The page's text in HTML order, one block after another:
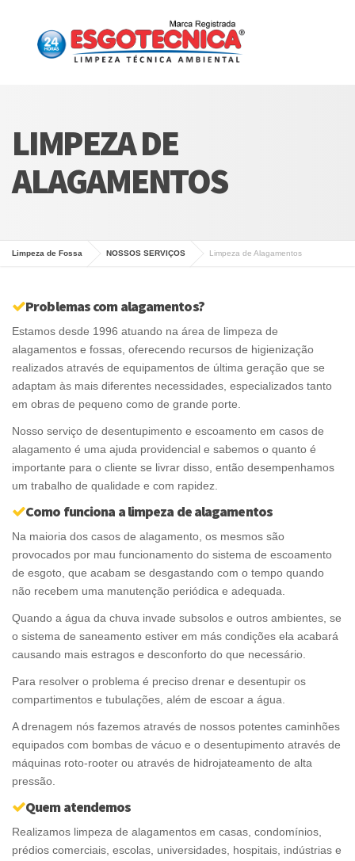
LIMPEZA DE
ALAGAMENTOS
Limpeza de Fossa NOSSOS SERVIÇOS Limpeza de Alagamentos
Problemas com alagamentos?
Estamos desde 1996 atuando na área de limpeza de
alagamentos e fossas, oferecendo recursos de higienização
realizados através de equipamentos de última geração que se
adaptam às mais diferentes necessidades, especializados tanto
em obras de pequeno como de grande porte.
Nosso serviço de desentupimento e escoamento em casos de
alagamento é uma ajuda providencial e sabemos o quanto é
importante para o cliente se livrar disso, então desempenhamos
um trabalho de qualidade e com rapidez.
Como funciona a limpeza de alagamentos
Na maioria dos casos de alagamento, os mesmos são
provocados por mau funcionamento do sistema de escoamento
de esgoto, que acabam se desgastando com o tempo quando
não recebem uma manutenção periódica e adequada.
Quando a água da chuva invade subsolos e outros ambientes, se
o sistema de saneamento estiver em más condições ela acabará
causando mais estragos e desconforto do que necessário.
Para resolver o problema é preciso drenar e desentupir os
compartimentos e tubulações, além de escoar a água.
A drenagem nós fazemos através de nossos potentes caminhões
equipados com bombas de vácuo e o desentupimento através de
máquinas roto-rooter ou através de hidrojateamento de alta
pressão.
Quem atendemos
Realizamos limpeza de alagamentos em casas, condomínios,
prédios comerciais, escolas, universidades, hospitais, indústrias e